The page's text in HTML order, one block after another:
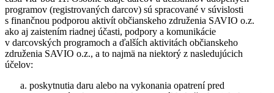
programov (registrovaných darcov) sú spracované v súvislosti
s finančnou podporou aktivít občianskeho združenia SAVIO o.z.
ako aj zaistením riadnej účasti, podpory a komunikácie
v darcovských programoch a ďalších aktivitách občianskeho
združenia SAVIO o.z., a to najmä na niektorý z nasledujúcich
účelov:
poskytnutia daru alebo na vykonania opatrení pred